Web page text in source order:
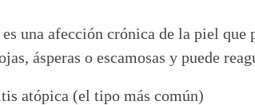
una afección crónica de la piel
ásperas o escamosas y puede
atópica (el tipo más común)